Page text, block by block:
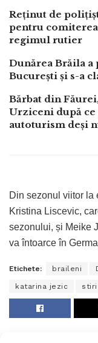
Reținut de
pentru
regimul rutier
Dunărea Brăila
București și s-a
Bărbat din
Urziceni după
autoturism deși
Din sezonul viitor la
Kristina Liscevic,
sezonului, și Meike
va întoarce în
Etichete: braileni
katarina jezic